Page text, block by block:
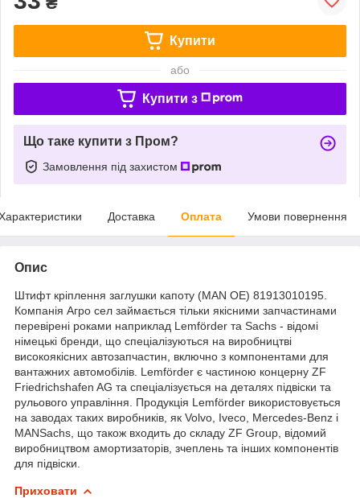
Купити
або
Купити з
Що таке купити з Пром?
Замовлення під захистом
Доставка Оплата Умови повернення
Опис
Штифт кріплення заглушки капоту (MAN OE) 81913010195.
Компанія Агро сел займається тільки якісними запчастинами
перевірені роками наприклад Lemförder та Sachs - відомі
німецькі бренди, що спеціалізуються на виробництві
високоякісних автозапчастин, включно з компонентами для
вантажних автомобілів. Lemförder є частиною концерну ZF
Friedrichshafen AG та спеціалізується на деталях підвіски та
рульового управління. Продукція Lemförder використовується
на заводах таких виробників, як Volvo, Iveco, Mercedes-Benz і
MANSachs, що також входить до складу ZF Group, відомий
виробництвом амортизаторів, зчеплень та інших компонентів
для підвіски.
Приховати